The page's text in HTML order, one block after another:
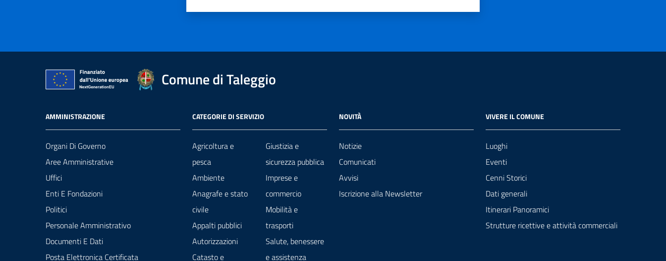
Comune di Taleggio
AMMINISTRAZIONE
Organi Di Governo
Aree Amministrative
Uffici
Enti E Fondazioni
Politici
Personale Amministrativo
Documenti E Dati
Posta Elettronica Certificata
CATEGORIE DI SERVIZIO
Agricoltura e
pesca
Ambiente
Anagrafe e stato
civile
Appalti pubblici
Autorizzazioni
Catasto e
Giustizia e
sicurezza pubblica
Imprese e
commercio
Mobilità e
trasporti
Salute, benessere
e assistenza
NOVITÀ
Notizie
Comunicati
Avvisi
Iscrizione alla Newsletter
VIVERE IL COMUNE
Luoghi
Eventi
Cenni Storici
Dati generali
Itinerari Panoramici
Strutture ricettive e attività commerciali